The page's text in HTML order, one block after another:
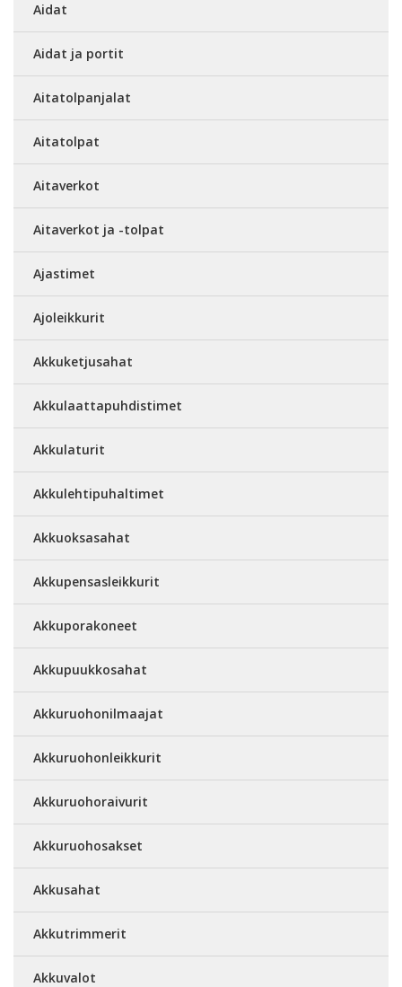
Aidat
Aidat ja portit
Aitatolpanjalat
Aitatolpat
Aitaverkot
Aitaverkot ja -tolpat
Ajastimet
Ajoleikkurit
Akkuketjusahat
Akkulaattapuhdistimet
Akkulaturit
Akkulehtipuhaltimet
Akkuoksasahat
Akkupensasleikkurit
Akkuporakoneet
Akkupuukkosahat
Akkuruohonilmaajat
Akkuruohonleikkurit
Akkuruohoraivurit
Akkuruohosakset
Akkusahat
Akkutrimmerit
Akkuvalot